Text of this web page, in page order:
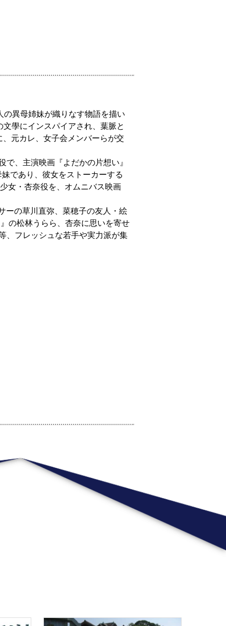
異母姉妹が織りなす物語を描い
學にインスパイアされ、葉脈と
元カレ、女子会メンバーらが交
、主演映画『よだかの片想い』
であり、彼女をストーカーする
女・杏奈役を、オムニバス映画
ーの草川直弥、菜穂子の友人・絵
の松林うらら、杏奈に思いを寄せ
、フレッシュな若手や実力派が集